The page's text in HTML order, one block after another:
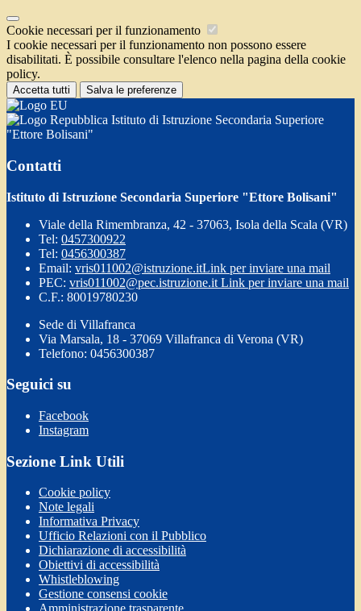
Cookie necessari per il funzionamento
I cookie necessari per il funzionamento non possono essere
disabilitati. È possibile consultare l'elenco nella pagina della cookie
policy.
Accetta tutti Salva le preferenze
Istituto di Istruzione Secondaria Superiore
"Ettore Bolisani"
Contatti
Istituto di Istruzione Secondaria Superiore "Ettore Bolisani"
Viale della Rimembranza, 42 - 37063, Isola della Scala (VR)
Tel: 0457300922
Tel: 0456300387
Email: vris011002@istruzione.itLink per inviare una mail
PEC: vris011002@pec.istruzione.it Link per inviare una mail
C.F.: 80019780230
Sede di Villafranca
Via Marsala, 18 - 37069 Villafranca di Verona (VR)
Telefono: 0456300387
Seguici su
Facebook
Instagram
Sezione Link Utili
Cookie policy
Note legali
Informativa Privacy
Ufficio Relazioni con il Pubblico
Dichiarazione di accessibilità
Obiettivi di accessibilità
Whistleblowing
Gestione consensi cookie